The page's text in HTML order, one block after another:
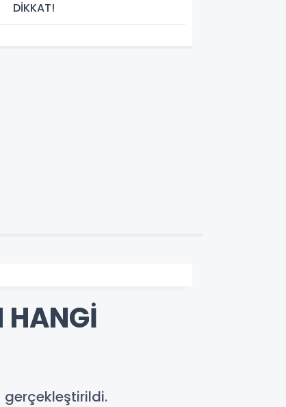
DİKKAT!
HANGİ
gerçekleştirildi.